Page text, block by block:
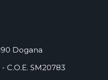
Dogana
C.O.E. SM20783